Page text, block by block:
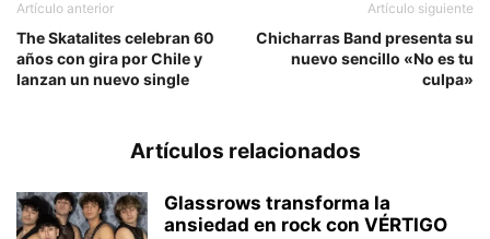
Artículo anterior
The Skatalites celebran 60
años con gira por Chile y
lanzan un nuevo single
Artículo siguiente
Chicharras Band presenta su
nuevo sencillo «No es tu
culpa»
Artículos relacionados
Glassrows transforma la
ansiedad en rock con VÉRTIGO